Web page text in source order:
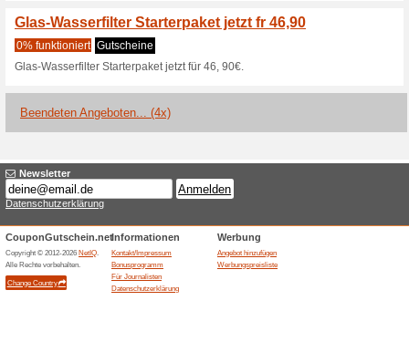
50% funktioniert
Coupon
10% Rabatt auf Wasserfilter-
15 % Rabatt beim
60% funktioniert Gutscheine
15% Rabatt beim Kauf von 2